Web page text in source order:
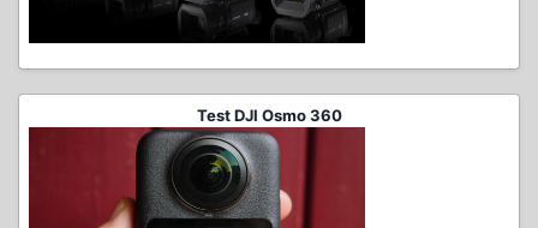
Test DJI Osmo 360